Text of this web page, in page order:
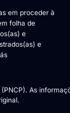
1 item
em proceder à
folha de
e
e
As